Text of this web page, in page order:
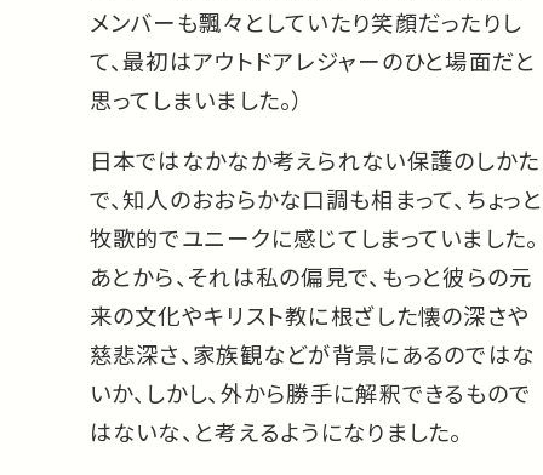
メンバーも飄々としていたり笑顔だったりし
て、最初はアウトドアレジャーのひと場面だと
思ってしまいました。）
日本ではなかなか考えられない保護のしかた
で、知人のおおらかな口調も相まって、ちょっと
牧歌的でユニークに感じてしまっていました。
あとから、それは私の偏見で、もっと彼らの元
来の文化やキリスト教に根ざした懐の深さや
慈悲深さ、家族観などが背景にあるのではな
いか、しかし、外から勝手に解釈できるもので
はないな、と考えるようになりました。